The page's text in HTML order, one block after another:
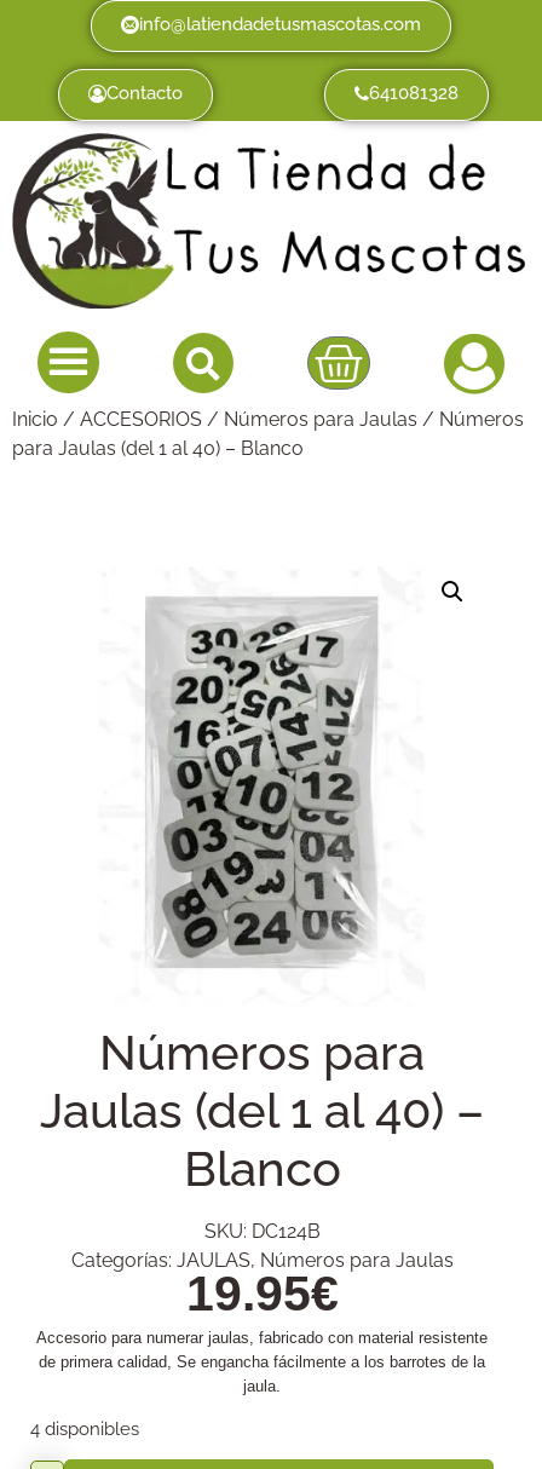
info@latiendadetusmascotas.com
Contacto 641081328
Inicio / ACCESORIOS / Números para Jaulas / Números
para Jaulas (del 1 al 40) – Blanco
Números para
Jaulas (del 1 al 40) –
Blanco
SKU: DC124B
Categorías: JAULAS, Números para Jaulas
19.95€
Accesorio para numerar jaulas, fabricado con material resistente
de primera calidad, Se engancha fácilmente a los barrotes de la
jaula.
4 disponibles